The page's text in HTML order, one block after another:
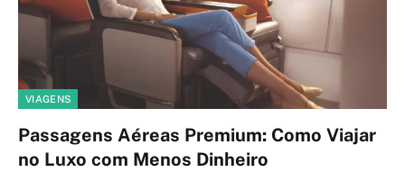
VIAGENS
Passagens Aéreas Premium: Como Viajar
no Luxo com Menos Dinheiro